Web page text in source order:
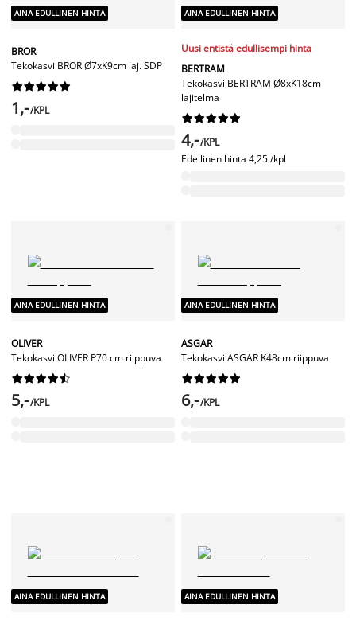
AINA EDULLINEN HINTA
BROR
Tekokasvi BROR Ø7xK9cm laj. SDP






1,-/KPL
AINA EDULLINEN HINTA
Uusi entistä edullisempi hinta
BERTRAM
Tekokasvi BERTRAM Ø8xK18cm
lajitelma






4,-/KPL
Edellinen hinta 4,25 /kpl
AINA EDULLINEN HINTA
OLIVER
Tekokasvi OLIVER P70 cm riippuva






5,-/KPL
AINA EDULLINEN HINTA
ASGAR
Tekokasvi ASGAR K48cm riippuva






6,-/KPL
AINA EDULLINEN HINTA AINA EDULLINEN HINTA